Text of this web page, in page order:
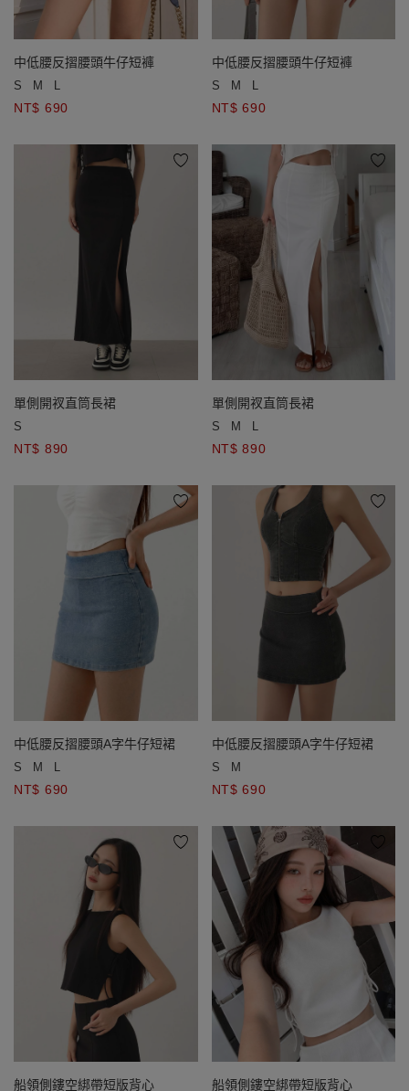
中低腰反摺腰頭牛仔短褲
S M L
NT$ 690
中低腰反摺腰頭牛仔短褲
S M L
NT$ 690
單側開衩直筒長裙
S
NT$ 890
單側開衩直筒長裙
S M L
NT$ 890
中低腰反摺腰頭A字牛仔短裙
S M L
NT$ 690
中低腰反摺腰頭A字牛仔短裙
S M
NT$ 690
船領側鏤空綁帶短版背心 船領側鏤空綁帶短版背心